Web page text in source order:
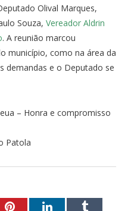
Olival Marques,
Souza, Vereador Aldrin
. A reunião marcou
município, como na área da
demandas e o Deputado se
– Honra e compromisso
Patola
PinterestLinkedInTumblr